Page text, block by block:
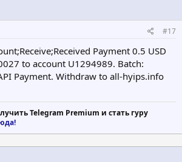
#17
Payment 0.5 USD
to account U1294989. Batch:
Payment. Withdraw to all-hyips.info
Telegram Premium и стать гуру